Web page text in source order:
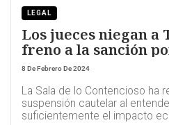
LEGAL
Los jueces niegan a
freno a la sanción
8 De Febrero De 2024
La Sala de lo Contencioso ha
suspensión cautelar al
suficientemente el impacto